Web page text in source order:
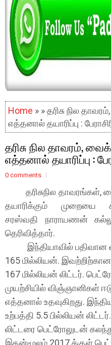
Home » » தரிசு நில
எத்தனால் தயாரிப்பு :
தரிசு நில தாவரம்,
எத்தனால் தயாரிப்பு :
0 comments
தரிசுநில தாவரங்கள்,
தயாரிக்கும் முறையை
சரஸ்வதி நாராயணன்
தெரிவித்தார்.
இந்தியாவில்
165 மில்லியன்.
167 மில்லியன் லிட்டர்.
முயற்சியில் விஞ்ஞானிகள்
எத்தனால் உதவுகிறது.
உற்பத்தி 5.5 பில்லியன்
லிட்டரை பெட்ரோலுடன்
இதன்மூலம் 2017 க்குள்